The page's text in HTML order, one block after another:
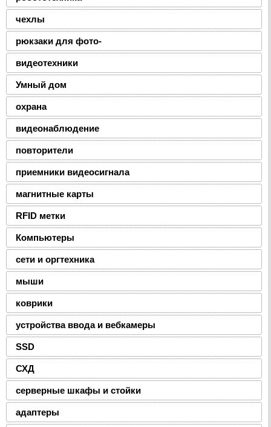
чехлы
рюкзаки для фото-
видеотехники
Умный дом
охрана
видеонаблюдение
повторители
приемники видеосигнала
магнитные карты
RFID метки
Компьютеры
сети и оргтехника
мыши
коврики
устройства ввода и вебкамеры
SSD
СХД
серверные шкафы и стойки
адаптеры